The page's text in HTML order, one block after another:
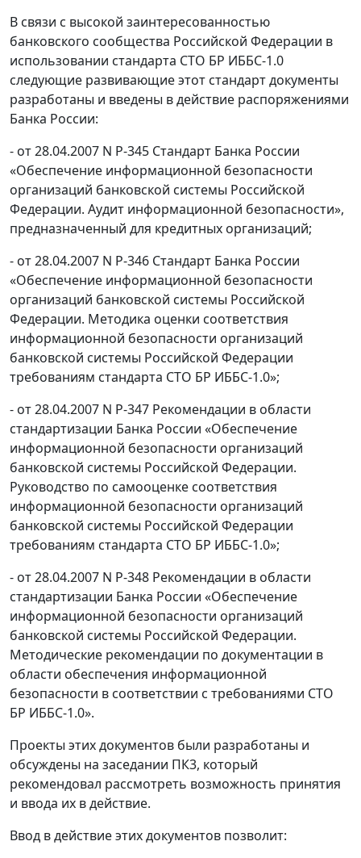
В связи с высокой заинтересованностью
банковского сообщества Российской Федерации в
использовании стандарта СТО БР ИББС-1.0
следующие развивающие этот стандарт документы
разработаны и введены в действие распоряжениями
Банка России:
- от 28.04.2007 N Р-345 Стандарт Банка России
«Обеспечение информационной безопасности
организаций банковской системы Российской
Федерации. Аудит информационной безопасности»,
предназначенный для кредитных организаций;
- от 28.04.2007 N Р-346 Стандарт Банка России
«Обеспечение информационной безопасности
организаций банковской системы Российской
Федерации. Методика оценки соответствия
информационной безопасности организаций
банковской системы Российской Федерации
требованиям стандарта СТО БР ИББС-1.0»;
- от 28.04.2007 N Р-347 Рекомендации в области
стандартизации Банка России «Обеспечение
информационной безопасности организаций
банковской системы Российской Федерации.
Руководство по самооценке соответствия
информационной безопасности организаций
банковской системы Российской Федерации
требованиям стандарта СТО БР ИББС-1.0»;
- от 28.04.2007 N Р-348 Рекомендации в области
стандартизации Банка России «Обеспечение
информационной безопасности организаций
банковской системы Российской Федерации.
Методические рекомендации по документации в
области обеспечения информационной
безопасности в соответствии с требованиями СТО
БР ИББС-1.0».
Проекты этих документов были разработаны и
обсуждены на заседании ПК3, который
рекомендовал рассмотреть возможность принятия
и ввода их в действие.
Ввод в действие этих документов позволит: